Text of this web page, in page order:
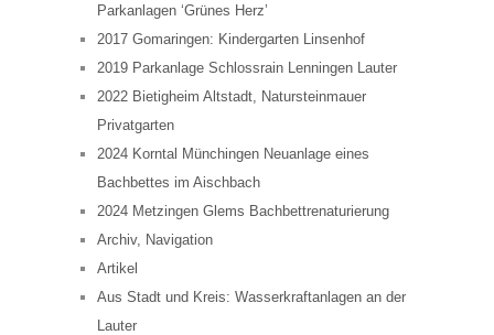
Parkanlagen ‘Grünes Herz’
2017 Gomaringen: Kindergarten Linsenhof
2019 Parkanlage Schlossrain Lenningen Lauter
2022 Bietigheim Altstadt, Natursteinmauer
Privatgarten
2024 Korntal Münchingen Neuanlage eines
Bachbettes im Aischbach
2024 Metzingen Glems Bachbettrenaturierung
Archiv, Navigation
Artikel
Aus Stadt und Kreis: Wasserkraftanlagen an der
Lauter